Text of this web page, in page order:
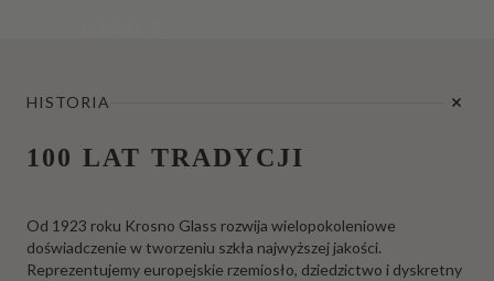
HISTORIA
100 LAT TRADYCJI
Od 1923 roku Krosno Glass rozwija wielopokoleniowe
doświadczenie w tworzeniu szkła najwyższej jakości.
Reprezentujemy europejskie rzemiosło, dziedzictwo i dyskretny